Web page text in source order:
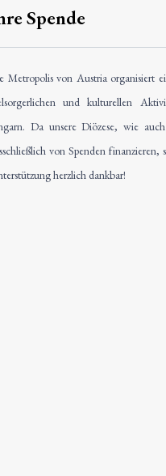
Spende
Metropolis von Austria organisiert
und kulturellen
Da unsere Diözese, wie
von Spenden
herzlich dankbar!